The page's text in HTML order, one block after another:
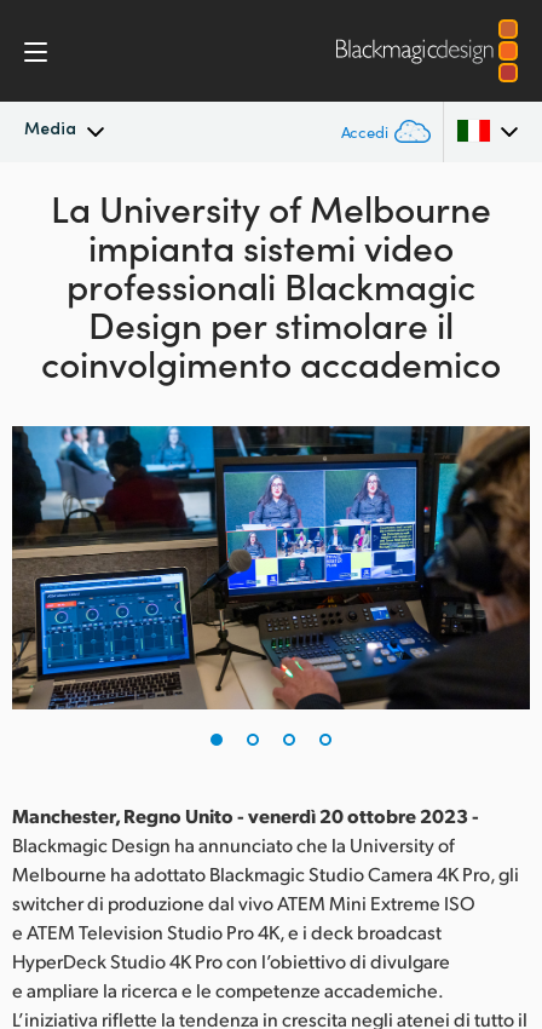
Media Accedi
In primo piano
Immagini per i media
Argentina
Australia
Austria
Brazil
China
Denmark
Finland
France
Germany
Italia
Japan
Korea
Mexico
La University of Melbourne
impianta sistemi video
professionali Blackmagic
Design per stimolareil
coinvolgimento accademico
Manchester, Regno Unito - venerdì 20 ottobre 2023 -
Blackmagic Design ha annunciato che la University of
Melbourne ha adottato Blackmagic Studio Camera 4K Pro, gli
switcher di produzione dal vivo ATEM Mini Extreme ISO
e ATEM Television Studio Pro 4K, e i deck broadcast
HyperDeck Studio 4K Pro con l’obiettivo di divulgare
e ampliare la ricerca e le competenze accademiche.
L’iniziativa riflette la tendenza in crescita negli atenei di tutto il